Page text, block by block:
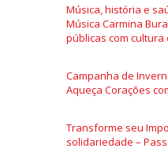
Música, história e
Música Carmina
públicas com
Campanha de
Aqueça Corações
Transforme seu
solidariedade –